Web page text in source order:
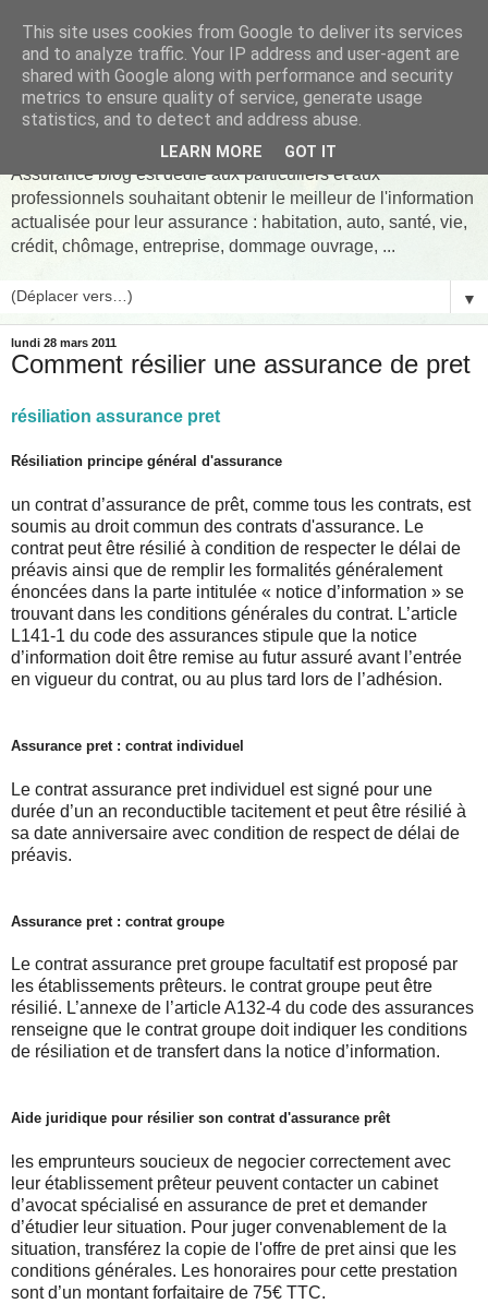
Assurance pret Blog
Assurance blog est dédié aux particuliers et aux
professionnels souhaitant obtenir le meilleur de l'information
actualisée pour leur assurance : habitation, auto, santé, vie,
crédit, chômage, entreprise, dommage ouvrage, ...
▼
lundi 28 mars 2011
Comment résilier une assurance de pret
résiliation assurance pret
Résiliation principe général d'assurance
un contrat d’assurance de prêt, comme tous les contrats, est
soumis au droit commun des contrats d'assurance. Le
contrat peut être résilié à condition de respecter le délai de
préavis ainsi que de remplir les formalités généralement
énoncées dans la parte intitulée « notice d’information » se
trouvant dans les conditions générales du contrat. L’article
L141-1 du code des assurances stipule que la notice
d’information doit être remise au futur assuré avant l’entrée
en vigueur du contrat, ou au plus tard lors de l’adhésion.
Assurance pret : contrat individuel
Le contrat assurance pret individuel est signé pour une
durée d’un an reconductible tacitement et peut être résilié à
sa date anniversaire avec condition de respect de délai de
préavis.
Assurance pret : contrat groupe
Le contrat assurance pret groupe facultatif est proposé par
les établissements prêteurs. le contrat groupe peut être
résilié. L’annexe de l’article A132-4 du code des assurances
renseigne que le contrat groupe doit indiquer les conditions
de résiliation et de transfert dans la notice d’information.
Aide juridique pour résilier son contrat d'assurance prêt
les emprunteurs soucieux de negocier correctement avec
leur établissement prêteur peuvent contacter un cabinet
d’avocat spécialisé en assurance de pret et demander
d’étudier leur situation. Pour juger convenablement de la
situation, transférez la copie de l'offre de pret ainsi que les
conditions générales. Les honoraires pour cette prestation
sont d’un montant forfaitaire de 75€ TTC.
This site uses cookies from Google to deliver its services
and to analyze traffic. Your IP address and user-agent are
shared with Google along with performance and security
metrics to ensure quality of service, generate usage
statistics, and to detect and address abuse.
LEARN MORE GOT IT